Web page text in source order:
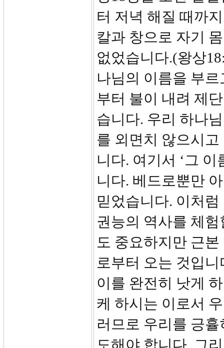
터 저녁 해질 때까
칼과 창으로 자기
없었습니다.(왕상
나님의 이름을 부
부터 불이 내려 제
습니다. 우리 하나
를 외면치 않으시
니다. 여기서 ‘그
니다. 베드로뿐만
믿었습니다. 이처
권능의 역사를 체
도 중요하지만 근
로부터 오는 것입
이를 완전히 낫게
케 하시는 이로서
러므로 우리를 긍
도해야 합니다. 그